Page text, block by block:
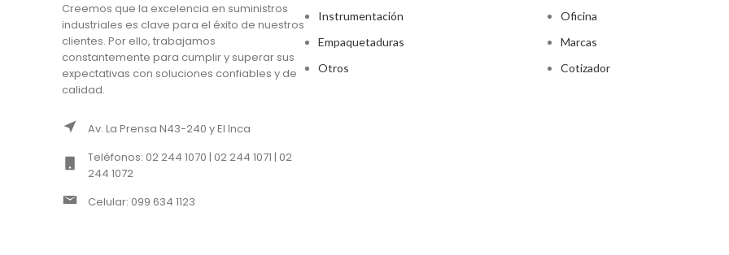
Creemos que la excelencia en suministros
industriales es clave para el éxito de nuestros
clientes. Por ello, trabajamos
constantemente para cumplir y superar sus
expectativas con soluciones confiables y de
calidad.
Av. La Prensa N43-240 y El Inca
Teléfonos: 02 244 1070 | 02 244 1071 | 02
244 1072
Celular: 099 634 1123
Instrumentación
Empaquetaduras
Otros
Oficina
Marcas
Cotizador